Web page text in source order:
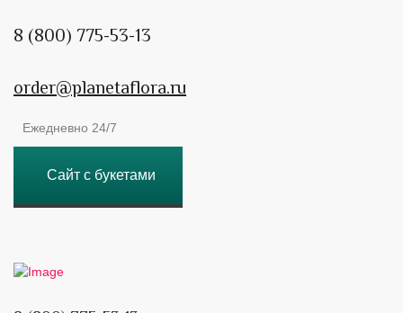
8 (800) 775-53-13
order@planetaflora.ru
Ежедневно 24/7
Сайт с букетами